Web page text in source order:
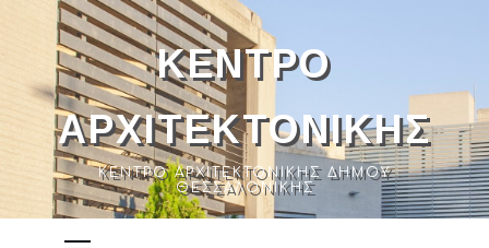
ΚΈΝΤΡΟ
ΑΡΧΙΤΕΚΤΟΝΙΚΉΣ
ΚΈΝΤΡΟ ΑΡΧΙΤΕΚΤΟΝΙΚΉΣ ΔΉΜΟΥ
ΘΕΣΣΑΛΟΝΊΚΗΣ